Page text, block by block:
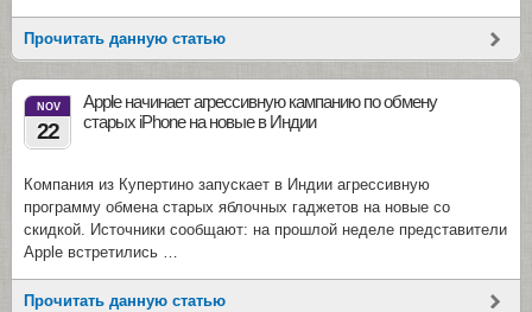
Прочитать данную статью
NOV
22
Apple начинает агрессивную кампанию по обмену
старых iPhone на новые в Индии
Компания из Купертино запускает в Индии агрессивную
программу обмена старых яблочных гаджетов на новые со
скидкой. Источники сообщают: на прошлой неделе представители
Apple встретились …
Прочитать данную статью